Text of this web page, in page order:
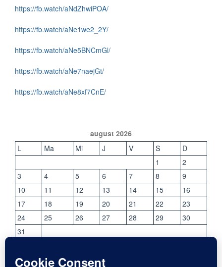
https://fb.watch/aNdZhwiPOA/
https://fb.watch/aNe1we2_2Y/
https://fb.watch/aNe5BNCmGl/
https://fb.watch/aNe7naejGt/
https://fb.watch/aNe8xf7CnE/
august 2026
L
Ma Mi J V S
D
1
2
3
4 5 6 7 8
9
10
11 12 13 14 15
16
17
18 19 20 21 22
23
24
25 26 27 28 29
30
31